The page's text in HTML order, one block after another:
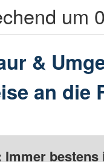
um
&
an die
Immer